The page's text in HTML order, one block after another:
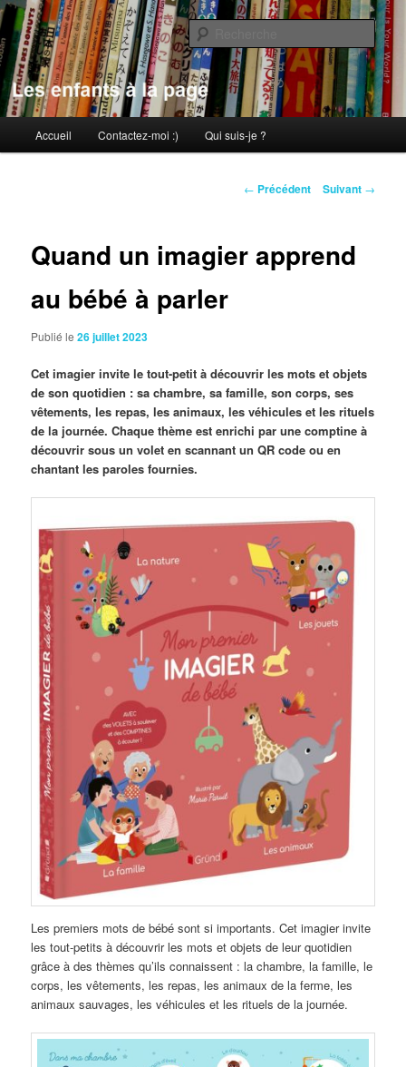
Aller
au
contenu
principalLes enfants à la page
principal
Accueil Contactez-moi :) Qui suis-je ?
Navigation
← Précédent Suivant →
Quand un imagier apprend
au bébé à parler
Publié le26 juillet 2023
Cet imagier invite le tout-petit à découvrir les mots et objets
de son quotidien : sa chambre, sa famille, son corps, ses
vêtements, les repas, les animaux, les véhicules et les rituels
de la journée. Chaque thème est enrichi par une comptine à
découvrir sous un volet en scannant un QR code ou en
chantant les paroles fournies.
Les premiers mots de bébé sont si importants. Cet imagier invite
les tout-petits à découvrir les mots et objets de leur quotidien
grâce à des thèmes qu’ils connaissent : la chambre, la famille, le
corps, les vêtements, les repas, les animaux de la ferme, les
animaux sauvages, les véhicules et les rituels de la journée.